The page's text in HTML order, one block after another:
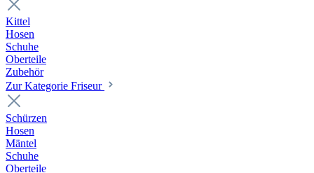
Kittel
Hosen
Schuhe
Oberteile
Zubehör
Zur Kategorie Friseur
Schürzen
Hosen
Mäntel
Schuhe
Oberteile